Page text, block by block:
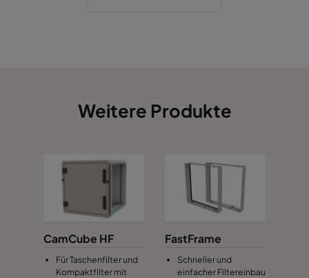
Weitere Produkte
CamCube HF
Für Taschenfilter und
Kompaktfilter mit
FastFrame
Schneller und
einfacher Filtereinbau